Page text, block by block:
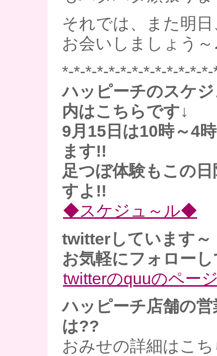
それでは、また明
お会いしましょう～
*-*-*-*-*-*-*-*-*-*-*-*-
ハッピーチのスケ
内はこちらです↓
9月15日は10時～4
ます!!
足つぼ体験もこの
すよ!!
◆スケジュ～ル◆
twitterしています～
お気軽にフォローし
twitterのquuのペー
ハッピーチ店舗の
は??
おみせの詳細はこ